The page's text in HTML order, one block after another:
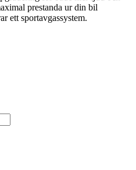
prestanda ur din bil
ett sportavgassystem.